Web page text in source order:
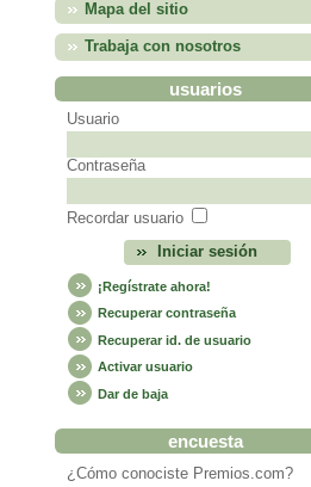
Mapa del sitio
Trabaja con nosotros
usuarios
Usuario
Contraseña
Recordar usuario
¡Regístrate ahora!
Recuperar contraseña
Recuperar id. de usuario
Activar usuario
Dar de baja
encuesta
¿Cómo conociste Premios.com?